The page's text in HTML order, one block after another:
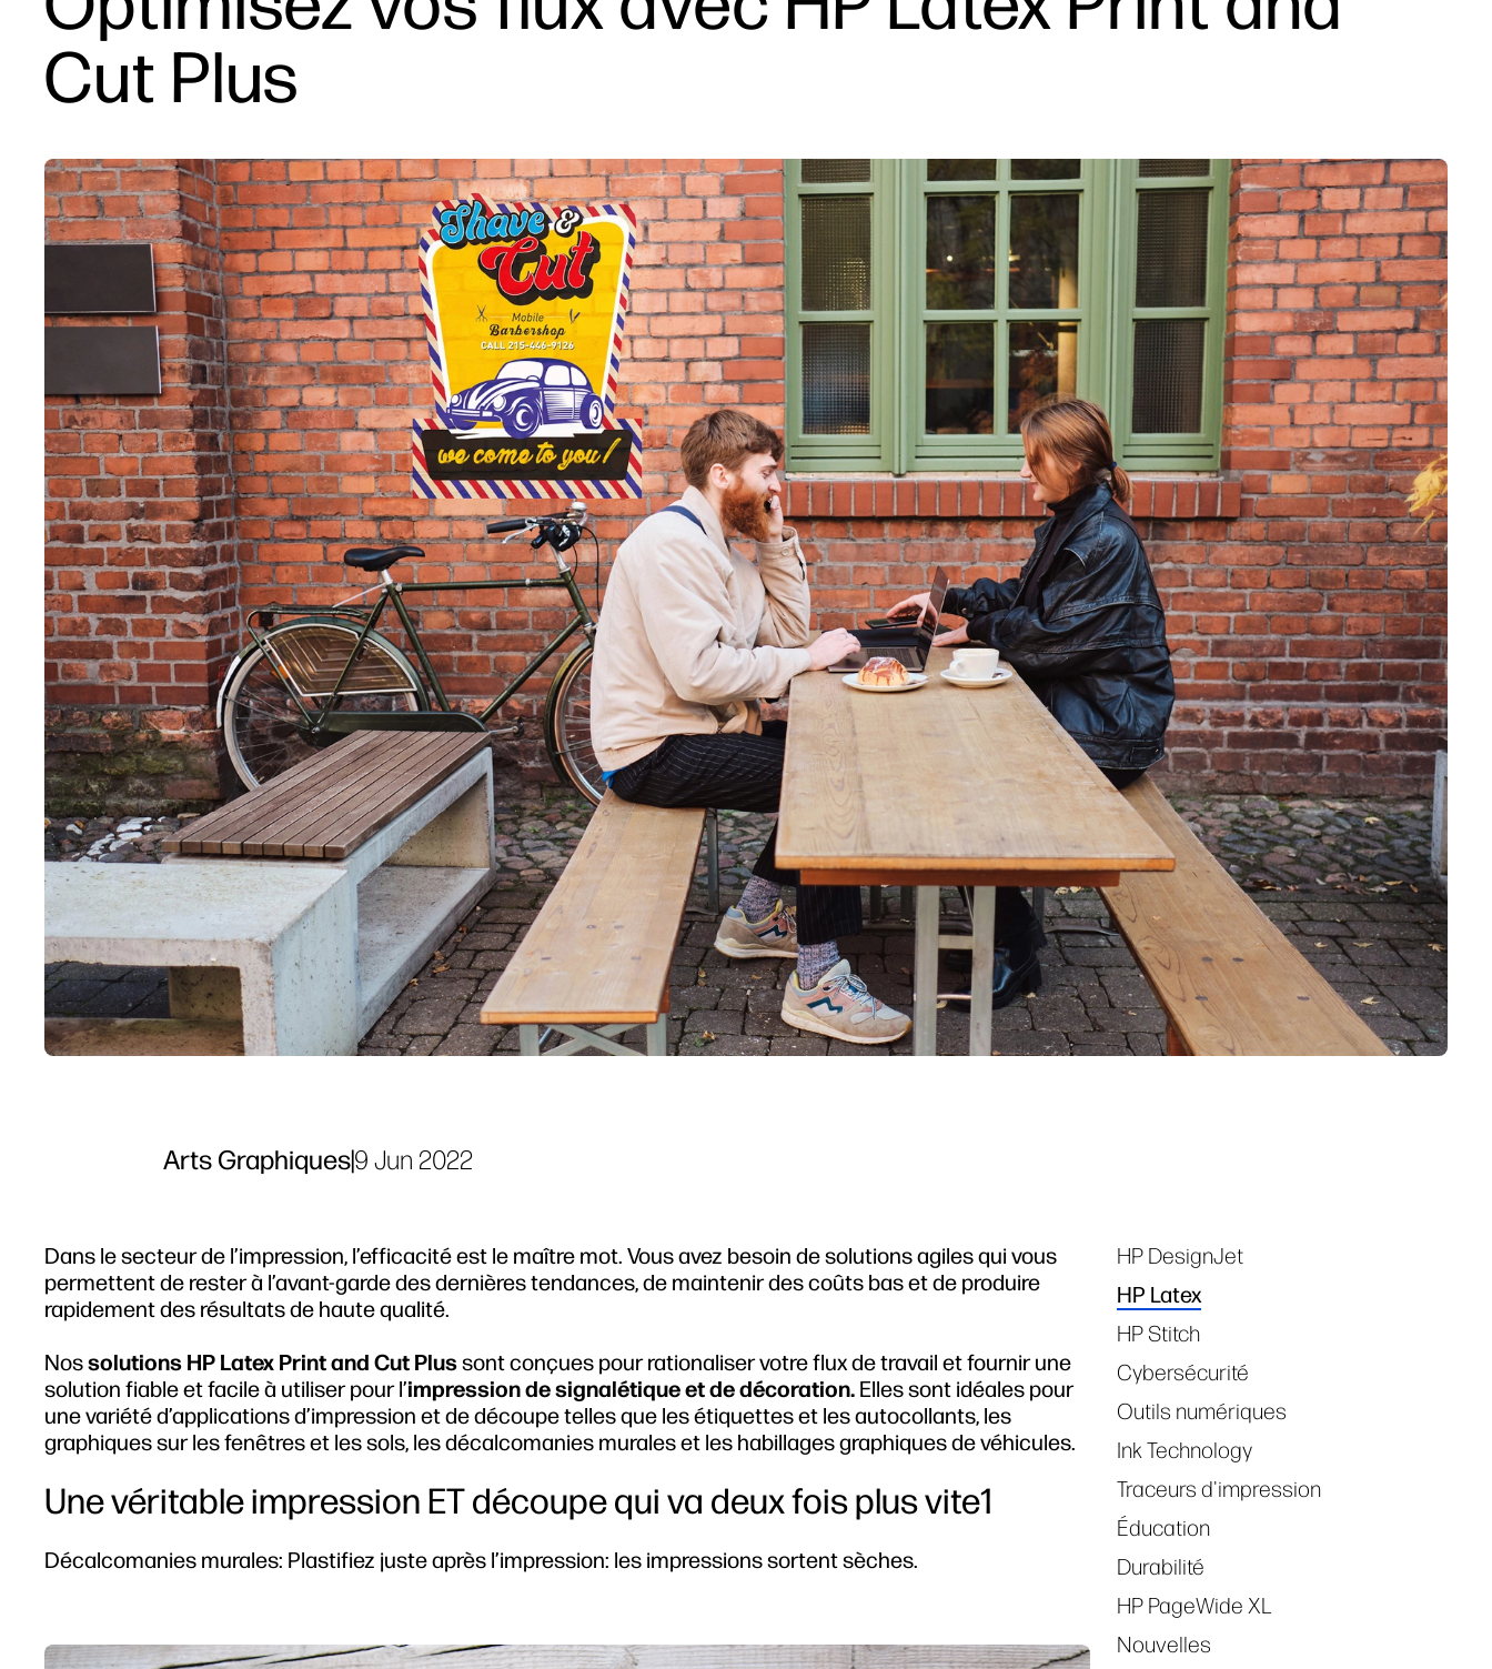
Cut Plus
Arts Graphiques|9 Jun 2022
Dans le secteur de l’impression, l’efficacité est le maître mot. Vous avez besoin de solutions agiles qui vous
permettent de rester à l’avant-garde des dernières tendances, de maintenir des coûts bas et de produire
rapidement des résultats de haute qualité.
Nossolutions HP Latex Print and Cut Plussont conçues pour rationaliser votre flux de travail et fournir une
solution fiable et facile à utiliser pour l’impression de signalétique et de décoration. Elles sont idéales pour
une variété d’applications d’impression et de découpe telles que les étiquettes et les autocollants, les
graphiques sur les fenêtres et les sols, les décalcomanies murales et les habillages graphiques de véhicules.
Une véritable impression ET découpe qui va deux fois plus vite1
Décalcomanies murales: Plastifiez juste après l’impression: les impressions sortent sèches.
Tags
HP DesignJet
HP Latex
HP Stitch
Cybersécurité
Outils numériques
Ink Technology
Traceurs d'impression
Éducation
Durabilité
HP PageWide XL
Nouvelles